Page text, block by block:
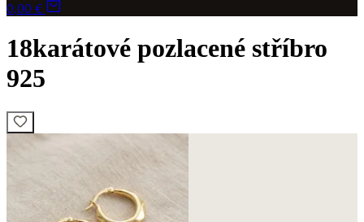
0,00 €
18karátové pozlacené stříbro
925